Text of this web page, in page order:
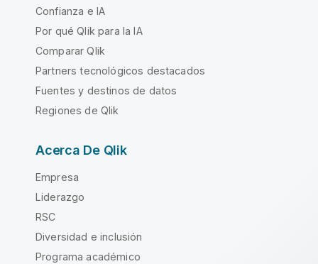
Confianza e IA
Por qué Qlik para la IA
Comparar Qlik
Partners tecnológicos destacados
Fuentes y destinos de datos
Regiones de Qlik
Acerca De Qlik
Empresa
Liderazgo
RSC
Diversidad e inclusión
Programa académico